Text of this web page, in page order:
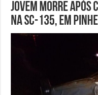
Jovem morre após
na SC-135, em